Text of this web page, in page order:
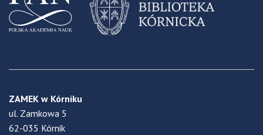
ZAMEK w Kórniku
ul. Zamkowa 5
62-035 Kórnik